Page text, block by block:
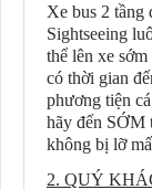
Xe bus 2 tầng
Sightseeing
thể lên xe
có thời gian
phương tiện
hãy đến SỚM
không bị lỡ
2. QUÝ